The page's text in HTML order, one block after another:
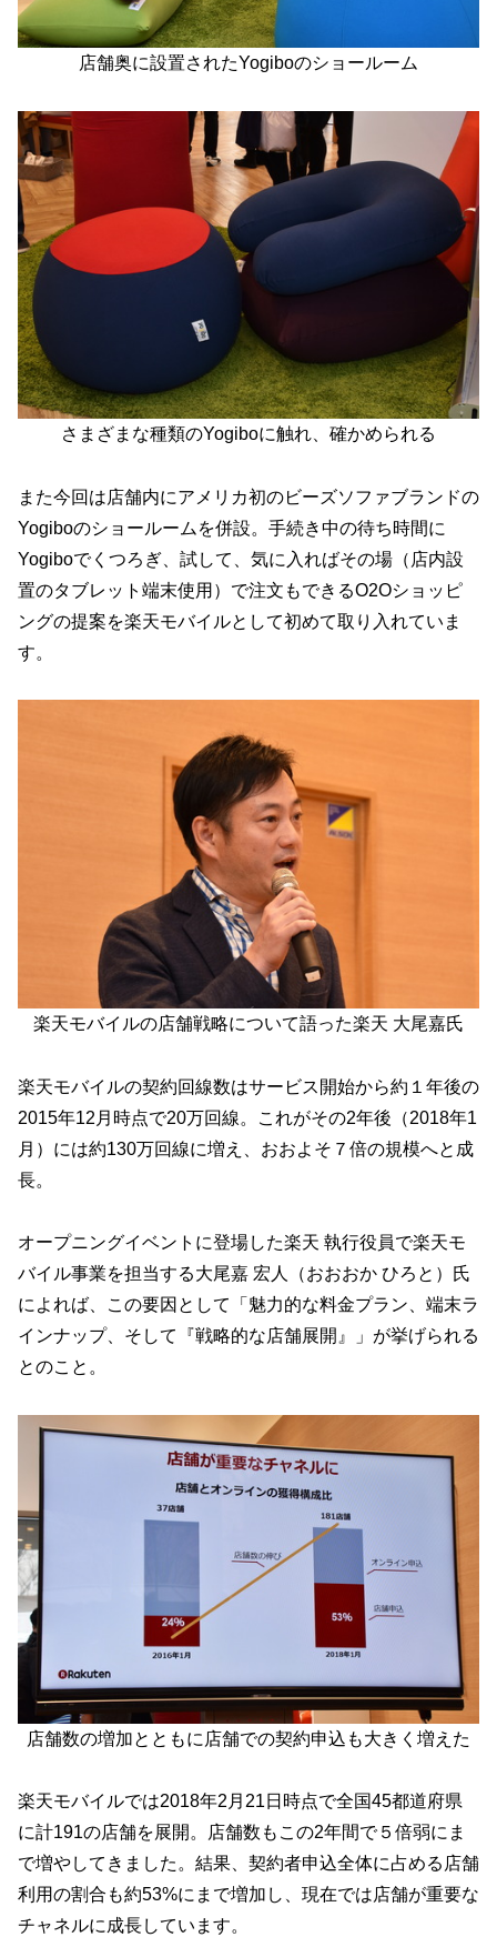
店舗奥に設置されたYogiboのショールーム
さまざまな種類のYogiboに触れ、確かめられる
また今回は店舗内にアメリカ初のビーズソファブランドの
Yogiboのショールームを併設。手続き中の待ち時間に
Yogiboでくつろぎ、試して、気に入ればその場（店内設
置のタブレット端末使用）で注文もできるO2Oショッピ
ングの提案を楽天モバイルとして初めて取り入れていま
す。
楽天モバイルの店舗戦略について語った楽天 大尾嘉氏
楽天モバイルの契約回線数はサービス開始から約１年後の
2015年12月時点で20万回線。これがその2年後（2018年1
月）には約130万回線に増え、おおよそ７倍の規模へと成
長。
オープニングイベントに登場した楽天 執行役員で楽天モ
バイル事業を担当する大尾嘉 宏人（おおおか ひろと）氏
によれば、この要因として「魅力的な料金プラン、端末ラ
インナップ、そして『戦略的な店舗展開』」が挙げられる
とのこと。
店舗数の増加とともに店舗での契約申込も大きく増えた
楽天モバイルでは2018年2月21日時点で全国45都道府県
に計191の店舗を展開。店舗数もこの2年間で５倍弱にま
で増やしてきました。結果、契約者申込全体に占める店舗
利用の割合も約53%にまで増加し、現在では店舗が重要な
チャネルに成長しています。